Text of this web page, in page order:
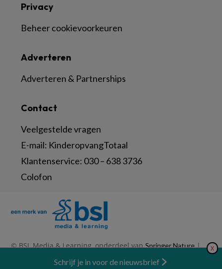
Contact
Veelgestelde vragen
E-mail: KinderopvangTotaal
Klantenservice: 030 – 638 3736
Colofon
Adverteren
Adverteren & Partnerships
Privacy
Beheer cookievoorkeuren
© BSL Media & Learning, onderdeel van Springer Nature | X
Schrijf je in voor de nieuwsbrief
Nieuwsbrief Abonneren